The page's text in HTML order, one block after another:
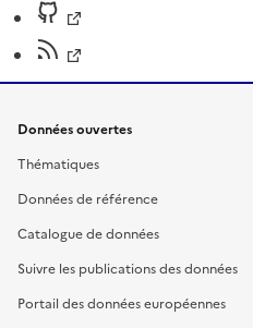
Données ouvertes
Thématiques
Données de référence
Catalogue de données
Suivre les publications des données
Portail des données européennes